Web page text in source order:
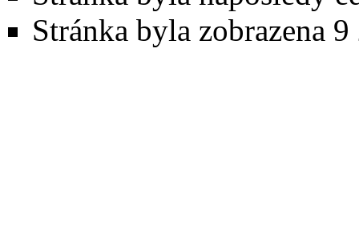
Stránka byla zobrazena